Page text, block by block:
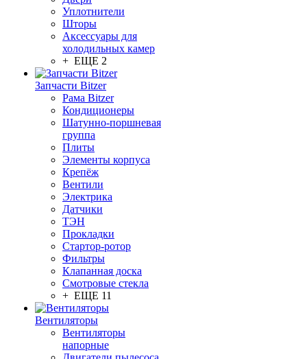
Уплотнители
Шторы
Аксессуары для
холодильных камер
+ ЕЩЕ 2
Запчасти Bitzer
Рама Bitzer
Кондиционеры
Шатунно-поршневая
группа
Плиты
Элементы корпуса
Крепёж
Вентили
Электрика
Датчики
ТЭН
Прокладки
Стартор-ротор
Фильтры
Клапанная доска
Смотровые стекла
+ ЕЩЕ 11
Вентиляторы
Вентиляторы
напорные